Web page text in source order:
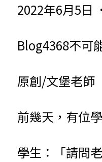
人氣最高
好書推廌
八字視頻
自我挑戰
八字初階班2
八字進階班
八字高階班
五人實戰班
五行計算高階班
八字完整班
《十神高階實戰
八字批命
小兒命名
我的著作
科學八字推理1
科學八字推理3
科學八字輕鬆學
與我預約
上課預約
常見問題
搜索
繁體中文
2022年6月5日
Blog4368不可
原創/文堡老師
前幾天，有位
學生：「請問
八字線上批命